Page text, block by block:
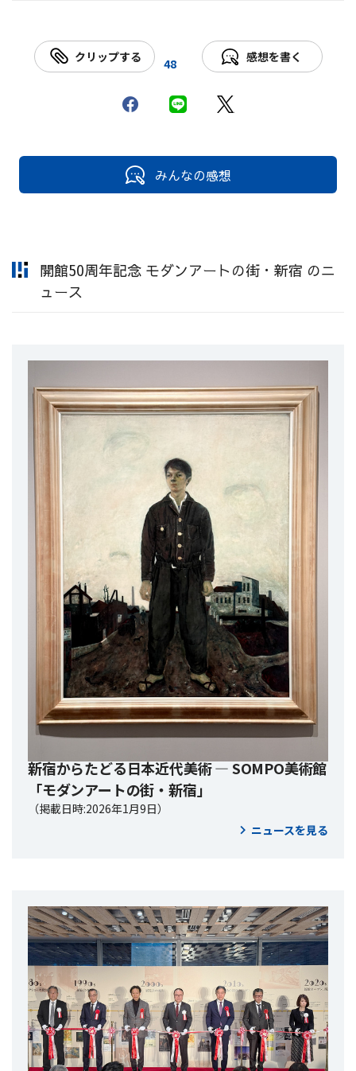
クリップする 48 感想を書く
みんなの感想
開館50周年記念 モダンアートの街・新宿 のニ
ュース
新宿からたどる日本近代美術 ― SOMPO美術館
「モダンアートの街・新宿」
（掲載日時:2026年1月9日）
ニュースを見る